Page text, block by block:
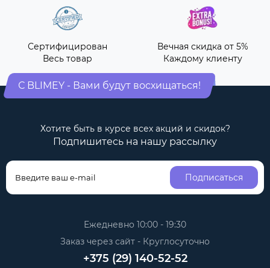
Сертифицирован
Весь товар
Вечная скидка от 5%
Каждому клиенту
С BLIMEY - Вами будут восхищаться!
Хотите быть в курсе всех акций и скидок?
Подпишитесь на нашу рассылку
Подписаться
Ежедневно 10:00 - 19:30
Заказ через сайт - Круглосуточно
+375 (29) 140-52-52